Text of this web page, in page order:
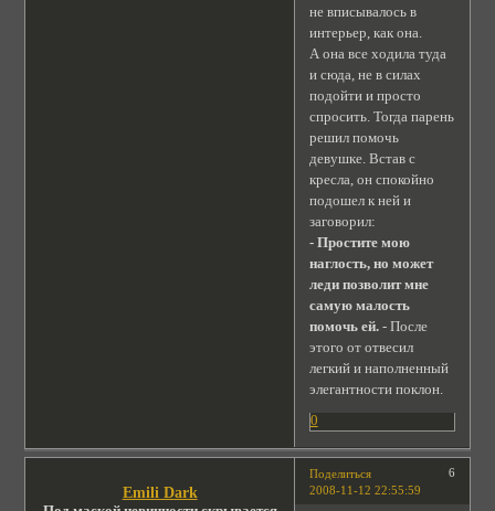
не вписывалось в
интерьер, как она.
А она все ходила туда
и сюда, не в силах
подойти и просто
спросить. Тогда парень
решил помочь
девушке. Встав с
кресла, он спокойно
подошел к ней и
заговорил:
- Простите мою
наглость, но может
леди позволит мне
самую малость
помочь ей.- После
этого от отвесил
легкий и наполненный
элегантности поклон.
0
Поделиться
6
2008-11-12 22:55:59
Emili Dark